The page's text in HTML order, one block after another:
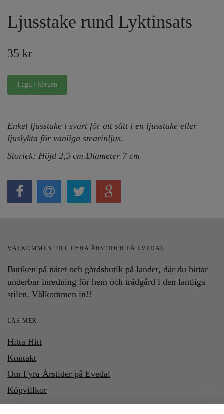
Ljusstake rund Lyktinsats
35 kr
Enkel ljusstake i svart för att sätt i en ljusstake eller
ljuslykta för vanliga stearinljus.
Storlek: Höjd 2,5 cm Diameter 7 cm
VÄLKOMMEN TILL FYRA ÅRSTIDER PÅ EVEDAL
Butiken på nätet och gårdsbutik på landet, där du hittar
underbar inredning för hem och trädgård i den lantliga
stilen. Välkommen in!!
LÄS MER
Hitta Hitt
Kontakt
Om Fyra Årstider på Evedal
Köpvillkor